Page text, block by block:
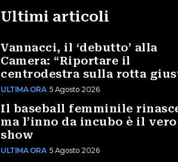
Ultimi articoli
Vannacci, il ‘debutto’ alla
Camera: “Riportare il
centrodestra sulla rotta
ULTIMA ORA 5 Agosto 2026
Il baseball femminile
ma l’inno da incubo è il vero
show
ULTIMA ORA 5 Agosto 2026